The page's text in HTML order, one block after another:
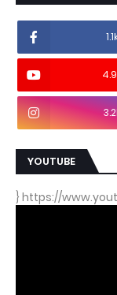
YOUTUBE
} https://